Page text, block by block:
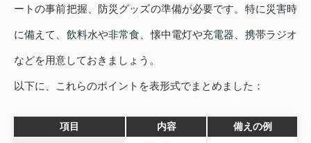
ートの事前把握、防災グッズの準備が必要です。特に災害時
に備えて、飲料水や非常食、懐中電灯や充電器、携帯ラジオ
などを用意しておきましょう。
以下に、これらのポイントを表形式でまとめました：
項目 内容 備えの例